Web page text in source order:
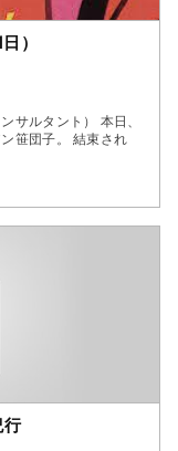
）
サルタント） 本日、
笹団子。 結束され
行